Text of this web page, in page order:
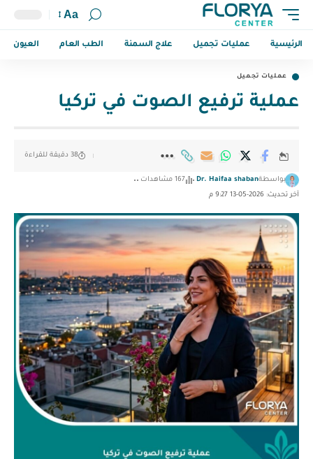
Aa
الرئيسية عمليات تجميل علاج السمنة الطب العام العيون
عمليات تجميل
عملية ترفيع الصوت في تركيا
آخر تحديث: 2026-05-13 9:27 م
بواسطةDr. Haifaa shaban 167 مشاهدات
38 دقيقة للقراءة